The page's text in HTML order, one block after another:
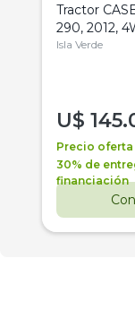
Tractor
290, 2012,
Isla Verde
U$
Precio
30% de
financiación